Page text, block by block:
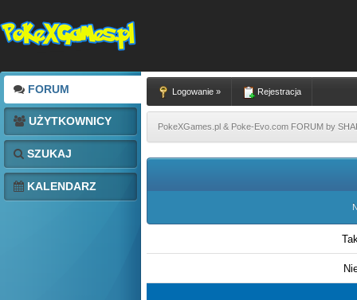
FORUM
UŻYTKOWNICY
SZUKAJ
KALENDARZ
Logowanie » Rejestracja
PokeXGames.pl & Poke-Evo.com FORUM by